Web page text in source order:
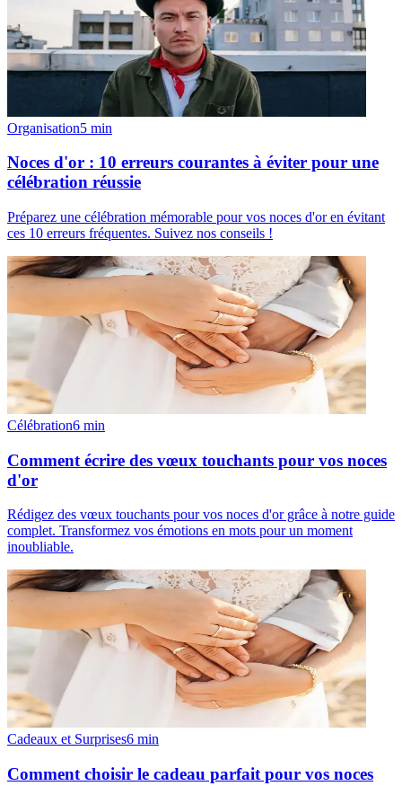
Organisation5 min
Noces d'or : 10 erreurs courantes à éviter pour une
célébration réussie
Préparez une célébration mémorable pour vos noces d'or en évitant
ces 10 erreurs fréquentes. Suivez nos conseils !
Célébration6 min
Comment écrire des vœux touchants pour vos noces
d'or
Rédigez des vœux touchants pour vos noces d'or grâce à notre guide
complet. Transformez vos émotions en mots pour un moment
inoubliable.
Cadeaux et Surprises6 min
Comment choisir le cadeau parfait pour vos noces